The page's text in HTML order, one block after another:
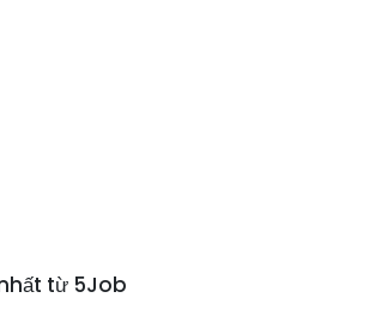
từ 5Job